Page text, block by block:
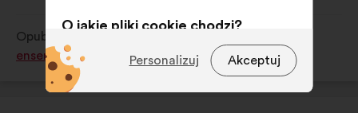
zakwalifikowana
w
kategorii:
zakwalifikowana
kategorii:
Opublikowana w
ensemble la biodiversité?
O jakie pliki cookie chodzi?
Techniczne:pliki cookie niezbędne
do funkcjonowania strony
Akceptuj
Personalizuj